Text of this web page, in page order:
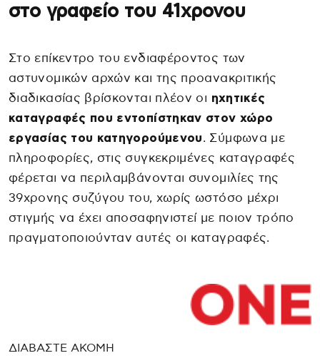
στο γραφείο του 41χρονου
Στο επίκεντρο του ενδιαφέροντος των
αστυνομικών αρχών και της προανακριτικής
διαδικασίας βρίσκονται πλέον οι ηχητικές
καταγραφές που εντοπίστηκαν στον χώρο
εργασίας του κατηγορούμενου. Σύμφωνα με
πληροφορίες, στις συγκεκριμένες καταγραφές
φέρεται να περιλαμβάνονται συνομιλίες της
39χρονης συζύγου του, χωρίς ωστόσο μέχρι
στιγμής να έχει αποσαφηνιστεί με ποιον τρόπο
πραγματοποιούνταν αυτές οι καταγραφές.
ΔΙΑΒΑΣΤΕ ΑΚΟΜΗ